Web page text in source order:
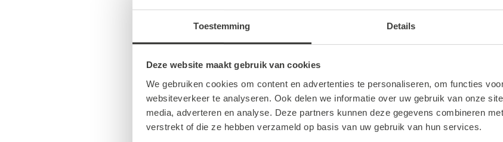
Toestemming Details
Deze website maakt gebruik van cookies
We gebruiken cookies om content en advertenties te personaliseren, om functies
websiteverkeer te analyseren. Ook delen we informatie over uw gebruik van onze
media, adverteren en analyse. Deze partners kunnen deze gegevens combineren
verstrekt of die ze hebben verzameld op basis van uw gebruik van hun services.